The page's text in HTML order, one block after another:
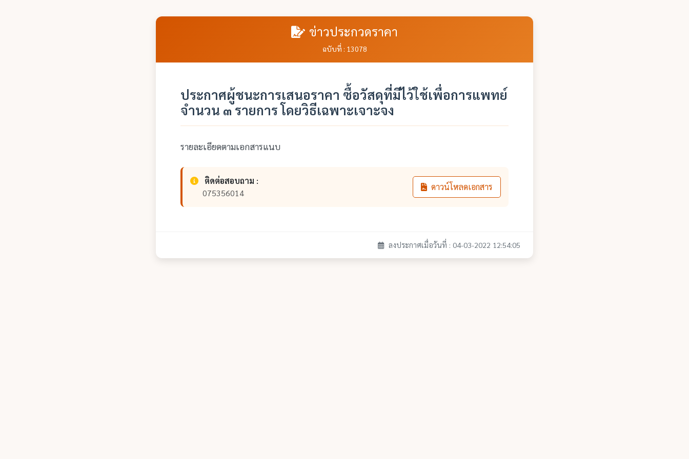
ข่าวประกวดราคา
ฉบับที่ : 13078
ประกาศผู้ชนะการเสนอราคา ซื้อวัสดุที่มีไว้ใช้เพื่อการแพทย์
จำนวน ๓ รายการ โดยวิธีเฉพาะเจาะจง
รายละเอียดตามเอกสารแนบ
ติดต่อสอบถาม :
075356014
ดาวน์โหลดเอกสาร
ลงประกาศเมื่อวันที่ : 04-03-2022 12:54:05